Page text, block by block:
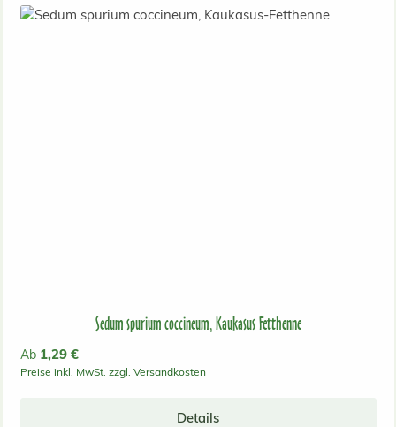
Sedum spurium coccineum, Kaukasus-Fetthenne
Regulärer Preis:
Ab 1,29 €
Preise inkl. MwSt. zzgl. Versandkosten
Details